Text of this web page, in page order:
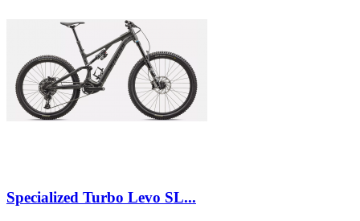
Specialized Turbo Levo SL...